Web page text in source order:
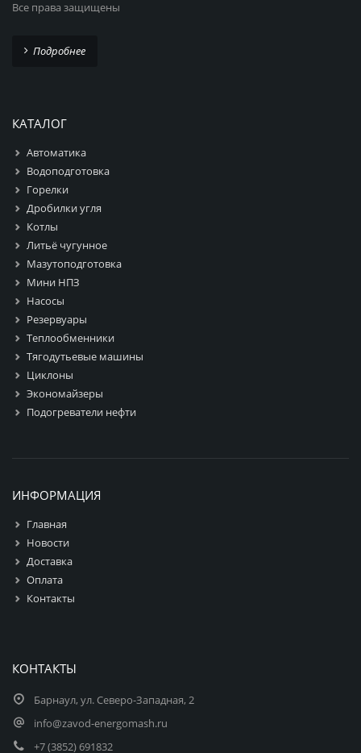
Все права защищены
Подробнее
КАТАЛОГ
Автоматика
Водоподготовка
Горелки
Дробилки угля
Котлы
Литьё чугунное
Мазутоподготовка
Мини НПЗ
Насосы
Резервуары
Теплообменники
Тягодутьевые машины
Циклоны
Экономайзеры
Подогреватели нефти
ИНФОРМАЦИЯ
Главная
Новости
Доставка
Оплата
Контакты
КОНТАКТЫ
Барнаул, ул. Северо-Западная, 2
info@zavod-energomash.ru
+7 (3852) 691832